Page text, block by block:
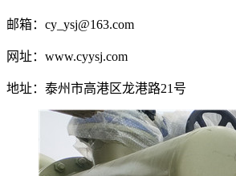
邮箱：cy_ysj@163.com
网址：www.cyysj.com
地址：泰州市高港区龙港路21号